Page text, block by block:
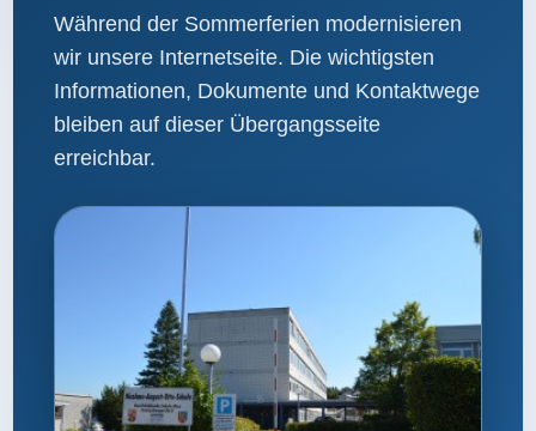
Während der Sommerferien modernisieren
wir unsere Internetseite. Die wichtigsten
Informationen, Dokumente und Kontaktwege
bleiben auf dieser Übergangsseite
erreichbar.